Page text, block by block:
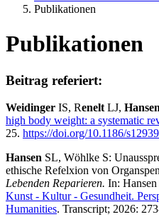
Publikationen
Publikationen
Beitrag referiert:
Weidinger IS, Renelt LJ, Hansen
high body weight: a systematic
25. https://doi.org/10.1186/
Hansen SL, Wöhlke S:
ethische Refelxion von
Lebenden Reparieren. In:
Kunst - Kultur - Gesundheit.
Humanities. Transcript; 2026: